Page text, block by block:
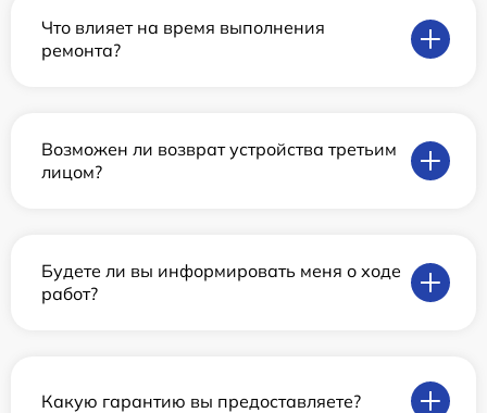
Что влияет на время выполнения
ремонта?
Возможен ли возврат устройства третьим
лицом?
Будете ли вы информировать меня о ходе
работ?
Какую гарантию вы предоставляете?